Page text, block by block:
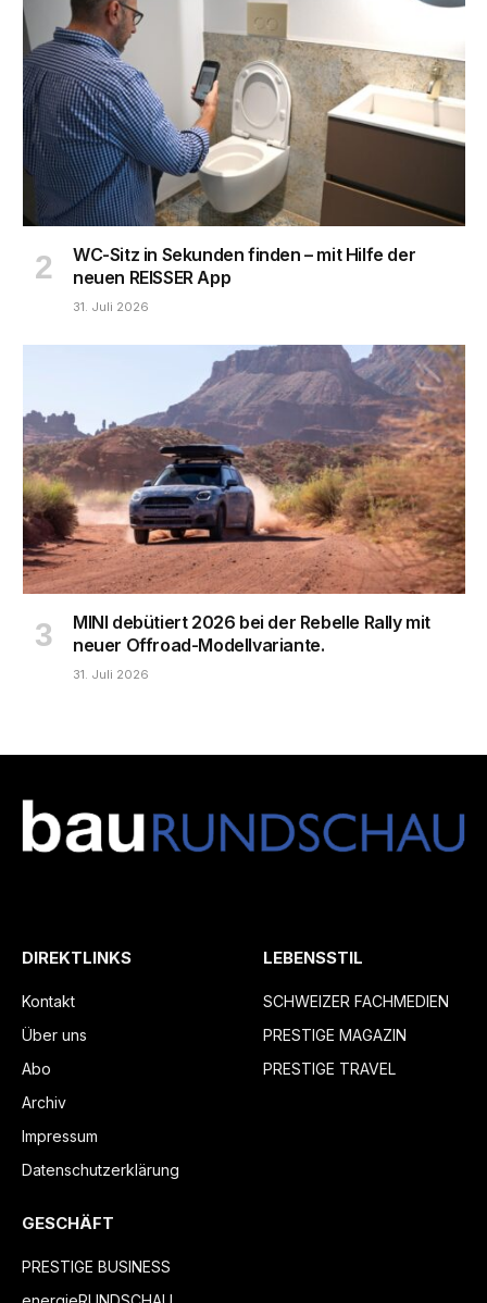
WC-Sitz in Sekunden finden – mit Hilfe der
neuen REISSER App
31. Juli 2026
MINI debütiert 2026 bei der Rebelle Rally mit
neuer Offroad-Modellvariante.
31. Juli 2026
DIREKTLINKS
Kontakt
Über uns
Abo
Archiv
Impressum
Datenschutzerklärung
LEBENSSTIL
SCHWEIZER FACHMEDIEN
PRESTIGE MAGAZIN
PRESTIGE TRAVEL
GESCHÄFT
PRESTIGE BUSINESS